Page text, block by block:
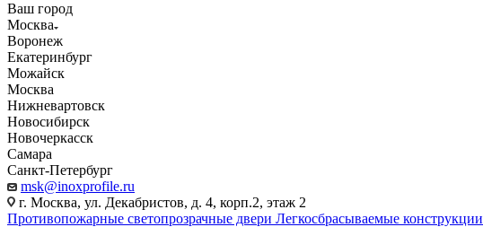
Ваш город
Москва
Воронеж
Екатеринбург
Можайск
Москва
Нижневартовск
Новосибирск
Новочеркасск
Самара
Санкт-Петербург
msk@inoxprofile.ru
г. Москва, ул. Декабристов, д. 4, корп.2, этаж 2
Противопожарные светопрозрачные двери Легкосбрасываемые конструкции